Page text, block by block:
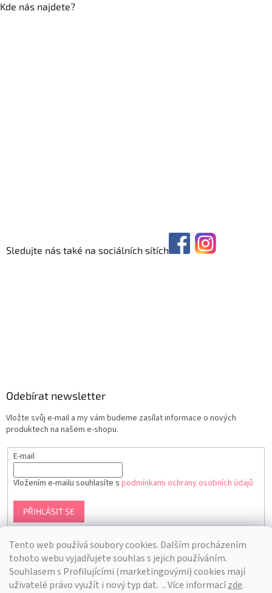
Tento web používá soubory cookies. Dalším procházením
tohoto webu vyjadřujete souhlas s jejich používáním.
Souhlasem s Profilujícími (marketingovými) cookies mají
uživatelé právo využít i nový typ dat. .. Více informacízde.
Kde nás najdete?
Sledujte nás také na sociálních sítích
Odebírat newsletter
Vložte svůj e-mail a my vám budeme zasílat informace o nových
produktech na našem e-shopu.
E-mail
Vložením e-mailu souhlasíte s podmínkami ochrany osobních údajů
PŘIHLÁSIT SE